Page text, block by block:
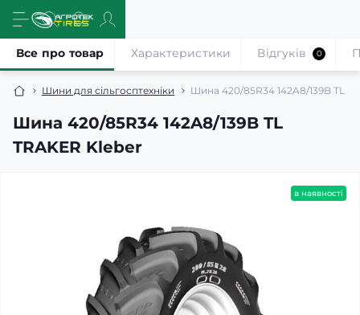
Шини для сільгосптехніки Шина 420/85R34 142A8/139B TL
Шина 420/85R34 142A8/139B TL
TRAKER Kleber
Все про товар Характеристики Відгуків 0
в наявності